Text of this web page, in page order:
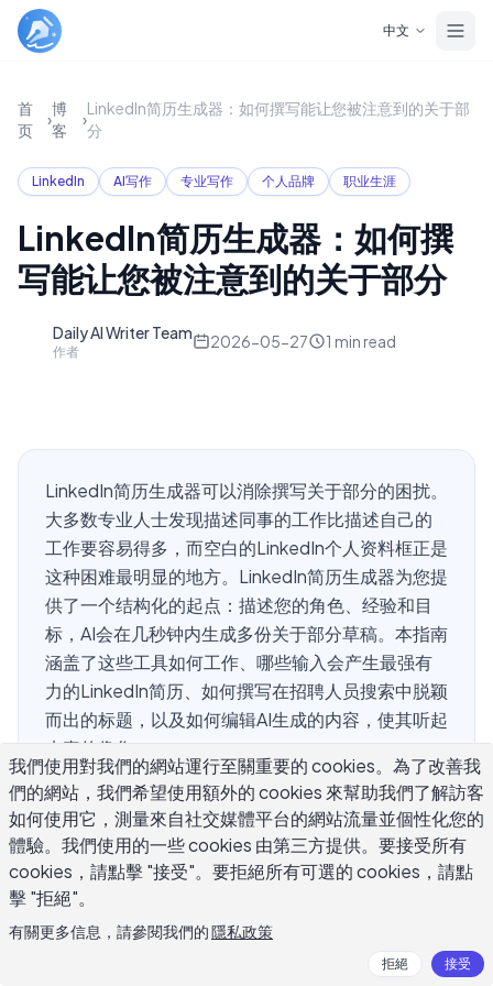
中文
首
页
›
博
客
›
LinkedIn简历生成器：如何撰写能让您被注意到的关于部
分
LinkedIn AI写作 专业写作 个人品牌 职业生涯
LinkedIn简历生成器：如何撰
写能让您被注意到的关于部分
Daily AI Writer Team
作者
2026-05-27 1 min read
LinkedIn简历生成器可以消除撰写关于部分的困扰。
大多数专业人士发现描述同事的工作比描述自己的
工作要容易得多，而空白的LinkedIn个人资料框正是
这种困难最明显的地方。LinkedIn简历生成器为您提
供了一个结构化的起点：描述您的角色、经验和目
标，AI会在几秒钟内生成多份关于部分草稿。本指南
涵盖了这些工具如何工作、哪些输入会产生最强有
力的LinkedIn简历、如何撰写在招聘人员搜索中脱颖
而出的标题，以及如何编辑AI生成的内容，使其听起
来真的像您。
什么是LinkedIn简历生成器，它可以写
什么？
LinkedIn简历生成器是一个写作工具，根据您的职业详情和
目标生成关于部分、标题和个人资料摘要。与一般的写作助
我們使用對我們的網站運行至關重要的 cookies。為了改善我
們的網站，我們希望使用額外的 cookies 來幫助我們了解訪客
如何使用它，測量來自社交媒體平台的網站流量並個性化您的
體驗。我們使用的一些 cookies 由第三方提供。要接受所有
cookies，請點擊 "接受"。要拒絕所有可選的 cookies，請點
擊 "拒絕"。
有關更多信息，請參閱我們的隱私政策
拒絕 接受